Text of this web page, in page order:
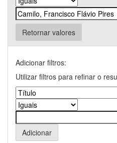
Retornar valores
Adicionar filtros:
Utilizar filtros para refinar o